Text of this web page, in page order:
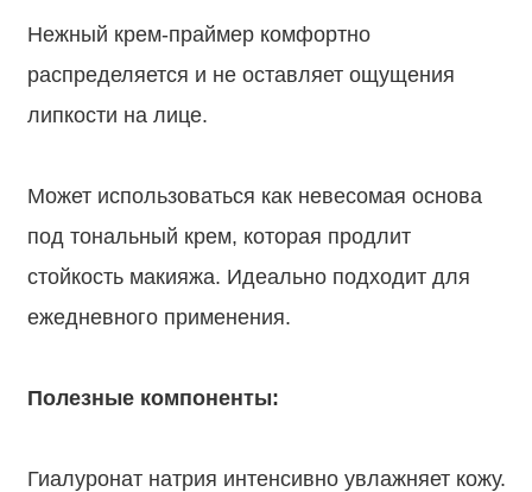
Нежный крем-праймер комфортно
распределяется и не оставляет ощущения
липкости на лице.
Может использоваться как невесомая основа
под тональный крем, которая продлит
стойкость макияжа. Идеально подходит для
ежедневного применения.
Полезные компоненты:
Гиалуронат натрия интенсивно увлажняет кожу.